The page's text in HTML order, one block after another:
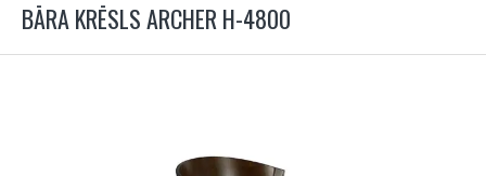
BĀRA KRĒSLS ARCHER H-4800